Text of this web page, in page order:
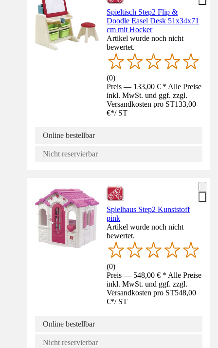
Spieltisch Step2 Flip &
Doodle Easel Desk 51x34x71
cm mit Hocker
Artikel wurde noch nicht
bewertet.
(0)
Preis — 133,00 € * Alle Preise
inkl. MwSt. und ggf. zzgl.
Versandkosten pro ST133,00
€*/ ST
Online bestellbar
Nicht reservierbar
Spielhaus Step2 Kunststoff
pink
Artikel wurde noch nicht
bewertet.
(0)
Preis — 548,00 € * Alle Preise
inkl. MwSt. und ggf. zzgl.
Versandkosten pro ST548,00
€*/ ST
Online bestellbar
Nicht reservierbar